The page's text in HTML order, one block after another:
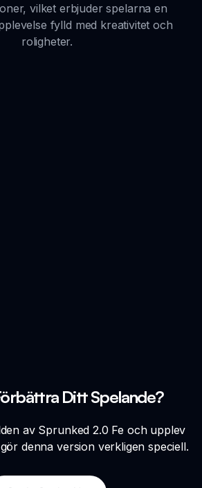
vilket erbjuder spelarna en
fylld med kreativitet och
roligheter.
Ditt Spelande?
av Sprunked 2.0 Fe och upplev
denna version verkligen speciell.